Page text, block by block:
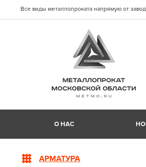
Все виды металлопроката напрямую от
О НАС
АРМАТУРА